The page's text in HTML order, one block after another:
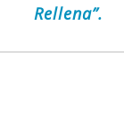
Rellena”.